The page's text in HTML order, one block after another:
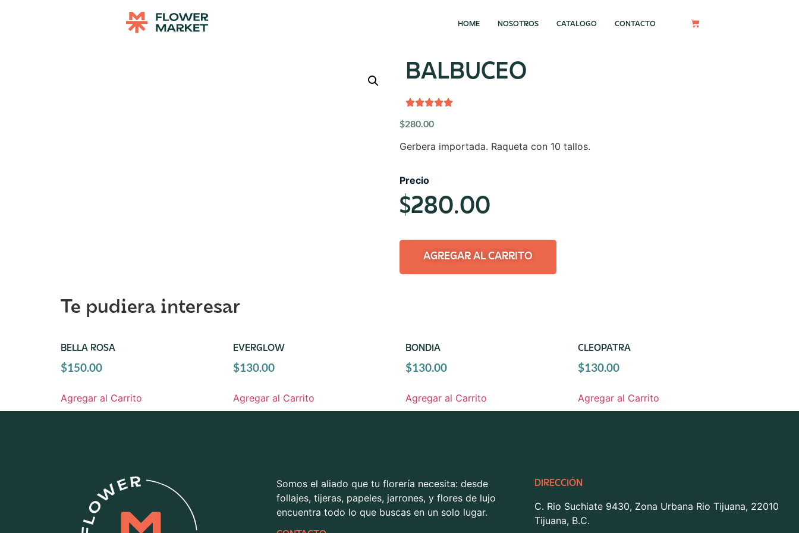
HOME NOSOTROS CATALOGO CONTACTO
BALBUCEO
$280.00
Gerbera importada. Raqueta con 10 tallos.
Precio
$280.00
AGREGAR AL CARRITO
Te pudiera interesar
BELLA ROSA
$150.00
Agregar al Carrito
EVERGLOW
$130.00
Agregar al Carrito
BONDIA
$130.00
Agregar al Carrito
CLEOPATRA
$130.00
Agregar al Carrito
Somos el aliado que tu florería necesita: desde
follajes, tijeras, papeles, jarrones, y flores de lujo
encuentra todo lo que buscas en un solo lugar.
DIRECCIÓN
C. Rio Suchiate 9430, Zona Urbana Rio Tijuana, 22010
Tijuana, B.C.